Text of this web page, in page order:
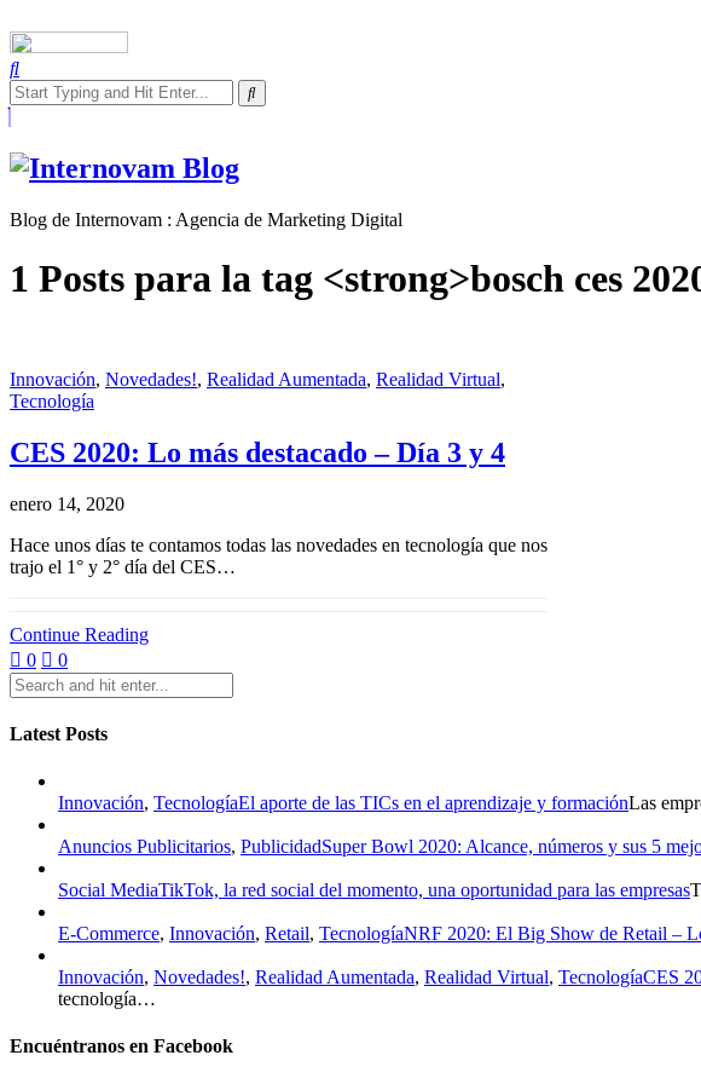
Blog de Internovam : Agencia de Marketing Digital
Blog de Internovam : Agencia de Marketing Digital
1 Posts para la tag <strong>bosch ces
Innovación, Novedades!, Realidad Aumentada, Realidad Virtual,
Tecnología
CES 2020: Lo más destacado – Día 3 y 4
enero 14, 2020
Hace unos días te contamos todas las novedades en tecnología que nos
trajo el 1° y 2° día del CES…
Continue Reading
0
0
Latest Posts
Innovación, TecnologíaEl aporte de las TICs en el aprendizaje y formaciónLas
Anuncios Publicitarios, PublicidadSuper Bowl 2020: Alcance, números y sus 5
Social MediaTikTok, la red social del momento, una oportunidad para las empresas
E-Commerce, Innovación, Retail, TecnologíaNRF 2020: El Big Show de Retail –
Innovación, Novedades!, Realidad Aumentada, Realidad Virtual, TecnologíaCES
tecnología…
Encuéntranos en Facebook